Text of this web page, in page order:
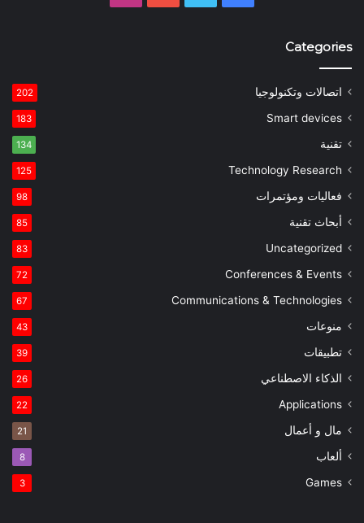
Categories
اتصالات وتكنولوجيا 202
Smart devices
183
تقنية 134
Technology Research
125
فعاليات ومؤتمرات 98
أبحاث تقنية 85
Uncategorized
83
Conferences & Events
72
Communications & Technologies
67
منوعات 43
تطبيقات 39
الذكاء الاصطناعي 26
Applications
22
مال و أعمال 21
ألعاب 8
Games
3